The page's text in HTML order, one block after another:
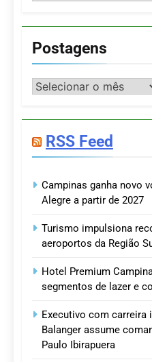
Postagens
Postagens
RSS Feed
Campinas ganha novo
Alegre a partir de 2027
Turismo impulsiona
aeroportos da Região
Hotel Premium
segmentos de lazer e
Executivo com carreira
Balanger assume
Paulo Ibirapuera